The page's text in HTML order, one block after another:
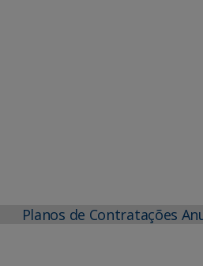
Planos de Contratações